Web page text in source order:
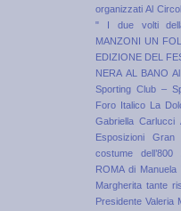
organizzati Al
" I due volti
MANZONI UN
EDIZIONE DEL
NERA AL BANO
Sporting Club –
Foro Italico La
Gabriella Carlucci
Esposizioni
costume dell’800
ROMA di
Margherita tante
Presidente Valeria